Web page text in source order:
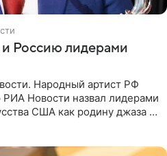
Россию лидерами
Народный артист РФ
Новости назвал лидерами
США как родину джаза и